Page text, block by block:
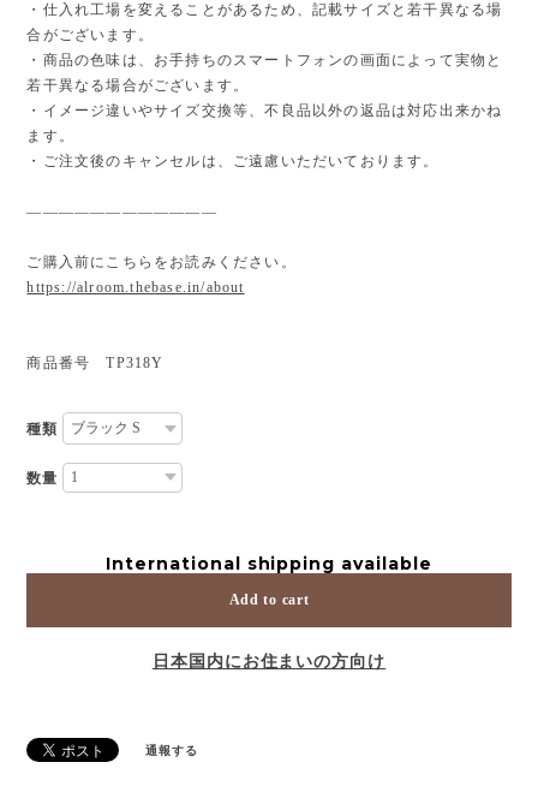
・仕入れ工場を変えることがあるため、記載サイズと若干異なる場
合がございます。
・商品の色味は、お手持ちのスマートフォンの画面によって実物と
若干異なる場合がございます。
・イメージ違いやサイズ交換等、不良品以外の返品は対応出来かね
ます。
・ご注文後のキャンセルは、ご遠慮いただいております。
————————————
ご購入前にこちらをお読みください。
https://alroom.thebase.in/about
商品番号 TP318Y
種類
数量
International shipping available
Add to cart
日本国内にお住まいの方向け
通報する